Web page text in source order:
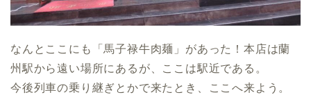
なんとここにも「馬子禄牛肉麺」があった！本店は蘭
州駅から遠い場所にあるが、ここは駅近である。
今後列車の乗り継ぎとかで来たとき、ここへ来よう。